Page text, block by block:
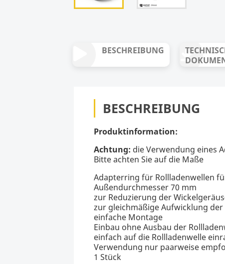
BESCHREIBUNG
BESCHREIBUNG
Produktinformation:
Achtung: die Verwendung eines
Bitte achten Sie auf die Maße
Adapterring für Rollladenwellen
Außendurchmesser 70 mm
zur Reduzierung der
zur gleichmäßige Aufwicklung
einfache Montage
Einbau ohne Ausbau der
einfach auf die Rollladenwelle
Verwendung nur paarweise
1 Stück